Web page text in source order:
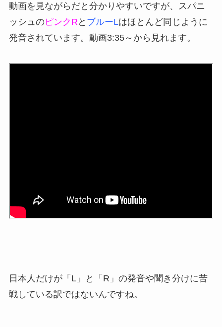
動画を見ながらだと分かりやすいですが、スパニ
ッシュのピンクR と ブルーLはほとんど同じように
発音されています。動画3:35～から見れます。
日本人だけが「L」と「R」の発音や聞き分けに苦
戦している訳ではないんですね。